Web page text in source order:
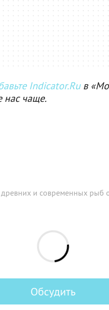
Indicator.Ruв
нас чаще.
и современных рыб
Обсудить